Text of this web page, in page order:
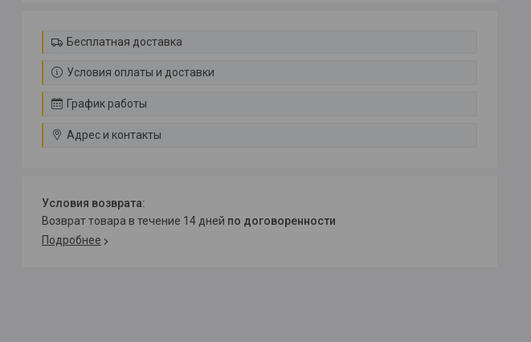
Бесплатная доставка
Условия оплаты и доставки
График работы
Адрес и контакты
возврат товара в течение 14 дней по договоренности
Подробнее